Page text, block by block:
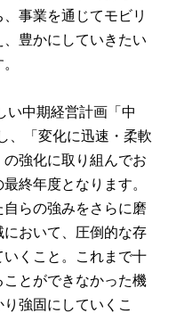
事業を通じてモビリ
豊かにしていきたい
中期経営計画「中
、「変化に迅速・柔軟
強化に取り組んでお
終年度となります。
らの強みをさらに磨
において、圧倒的な存
くこと。これまで十
とができなかった機
強固にしていくこ